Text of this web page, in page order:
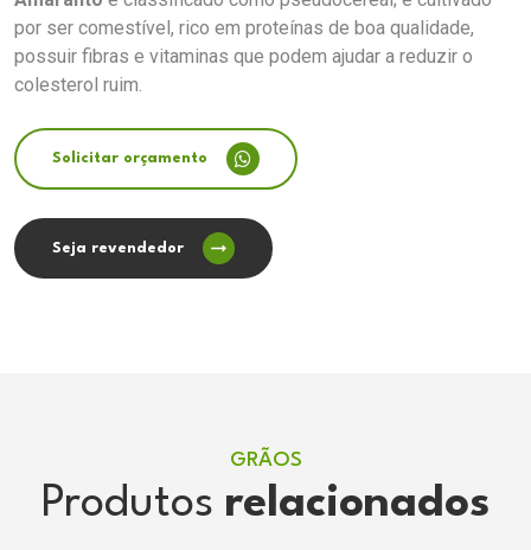
por ser comestível, rico em proteínas de boa qualidade,
possuir fibras e vitaminas que podem ajudar a reduzir o
colesterol ruim.
Solicitar orçamento
Seja revendedor
GRÃOS
Produtos relacionados